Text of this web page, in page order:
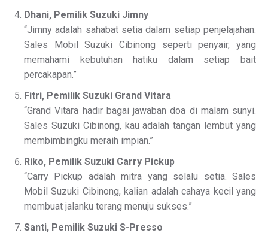
Dhani, Pemilik Suzuki Jimny
“Jimny adalah sahabat setia dalam setiap penjelajahan.
Sales Mobil Suzuki Cibinong seperti penyair, yang
memahami kebutuhan hatiku dalam setiap bait
percakapan.”
Fitri, Pemilik Suzuki Grand Vitara
“Grand Vitara hadir bagai jawaban doa di malam sunyi.
Sales Suzuki Cibinong, kau adalah tangan lembut yang
membimbingku meraih impian.”
Riko, Pemilik Suzuki Carry Pickup
“Carry Pickup adalah mitra yang selalu setia. Sales
Mobil Suzuki Cibinong, kalian adalah cahaya kecil yang
membuat jalanku terang menuju sukses.”
Santi, Pemilik Suzuki S-Presso